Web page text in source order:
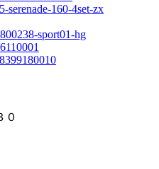
serenade-160-4set-zx
sport01-hg
０